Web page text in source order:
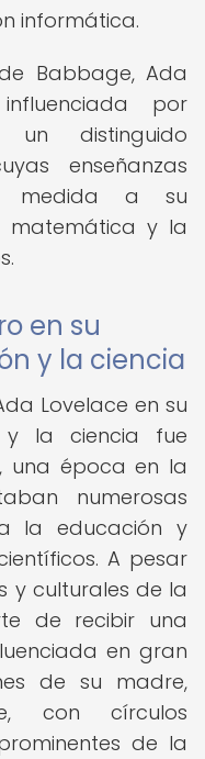
informática.
Babbage, Ada
por
un distinguido
enseñanzas
medida a su
matemática y la
en su
y la ciencia
Lovelace en su
la ciencia fue
una época en la
numerosas
la educación y
A pesar
y culturales de la
de recibir una
en gran
de su madre,
con círculos
de la